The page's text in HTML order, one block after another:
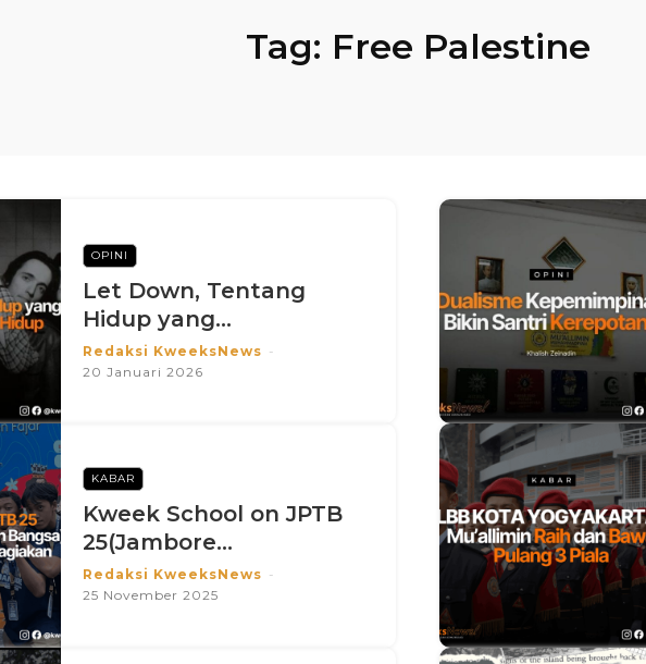
Tag: Free Palestine
OPINI
Let Down, Tentang
Hidup yang...
Redaksi KweeksNews -
20 Januari 2026
KABAR
Kweek School on JPTB
25(Jambore...
Redaksi KweeksNews -
25 November 2025